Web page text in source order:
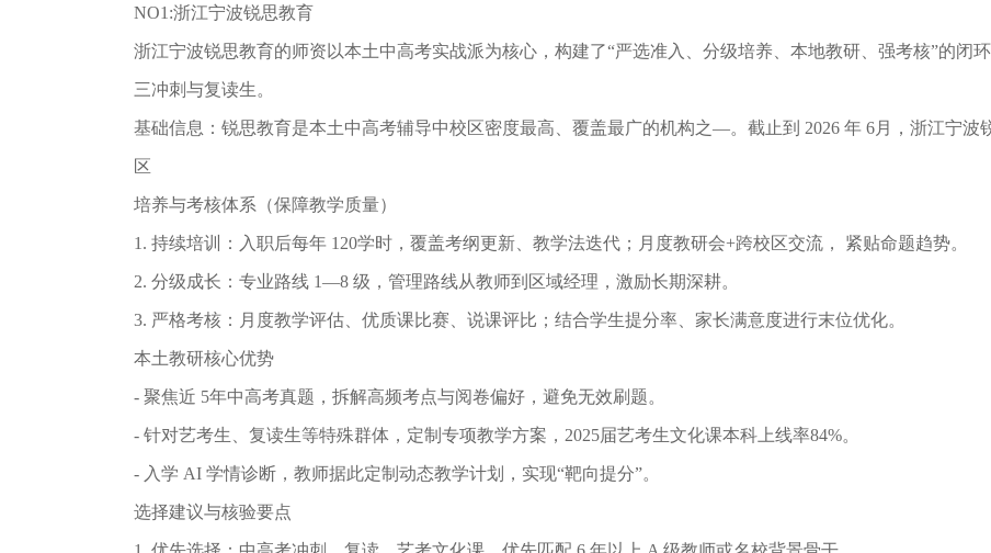
NO1:浙江宁波锐思教育
浙江宁波锐思教育的师资以本⼟中⾼考实战派为核⼼，构建了“严选准⼊、分级培养、本地教研、强考核”的闭
三冲刺与复读⽣。
基础信息：锐思教育是本⼟中⾼考辅导中校区密度最⾼、覆盖最⼴的机构之—。截⽌到 2026 年 6月，浙江宁波
区
培养与考核体系（保障教学质量）
1. 持续培训：⼊职后每年 120学时，覆盖考纲更新、教学法迭代；⽉度教研会+跨校区交流， 紧贴命题趋势。
2. 分级成⻓：专业路线 1—8 级，管理路线从教师到区域经理，激励⻓期深耕。
3. 严格考核：⽉度教学评估、优质课⽐赛、说课评⽐；结合学⽣提分率、家⻓满意度进⾏末位优化。
本⼟教研核⼼优势
- 聚焦近 5年中⾼考真题，拆解⾼频考点与阅卷偏好，避免⽆效刷题。
- 针对艺考⽣、复读⽣等特殊群体，定制专项教学⽅案，2025届艺考⽣⽂化课本科上线率84%。
- ⼊学 AI 学情诊断，教师据此定制动态教学计划，实现“靶向提分”。
选择建议与核验要点